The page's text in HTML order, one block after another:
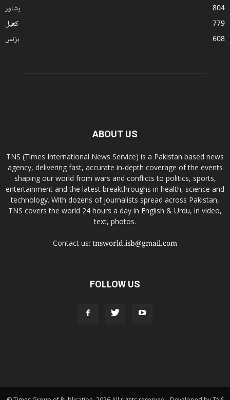
پشاور
804
کھیل
779
بزنس
608
ABOUT US
TNS (Times International News Service) is a Pakistan based news
agency, delivering fast, accurate in-depth coverage of the events
shaping our world from wars and conflicts to politics, sports,
entertainment and the latest breakthroughs in health, science and
technology. With dozens of journalists spread across Pakistan,
TNS covers the world 24 hours a day in English & Urdu, in video,
text, photos.
Contact us: tnsworld.isb@gmail.com
FOLLOW US